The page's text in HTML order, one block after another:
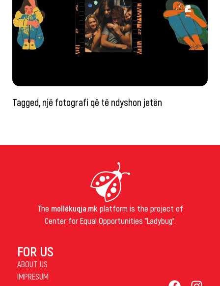
Tagged, një fotografi që të ndyshon jetën
The mollëkuqja.mk platform is the project of
Center for Equal Opportunities "Ladybug".
FOR US
ABOUT US
IMPRESUM